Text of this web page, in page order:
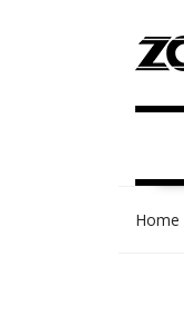
Home